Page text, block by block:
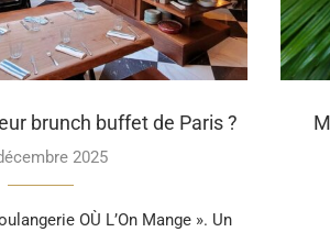
brunch buffet de Paris ?
2025
OÙ L’On Mange ». Un